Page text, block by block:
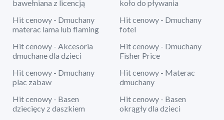
bawełniana z licencją
koło do pływania
Hit cenowy - Dmuchany
materac lama lub flaming
Hit cenowy - Dmuchany
fotel
Hit cenowy - Akcesoria
dmuchane dla dzieci
Hit cenowy - Dmuchany
Fisher Price
Hit cenowy - Dmuchany
plac zabaw
Hit cenowy - Materac
dmuchany
Hit cenowy - Basen
dziecięcy z daszkiem
Hit cenowy - Basen
okrągły dla dzieci